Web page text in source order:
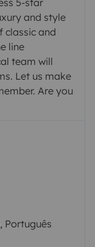
and style
classic and
line
team will
Let us make
Are you
Português